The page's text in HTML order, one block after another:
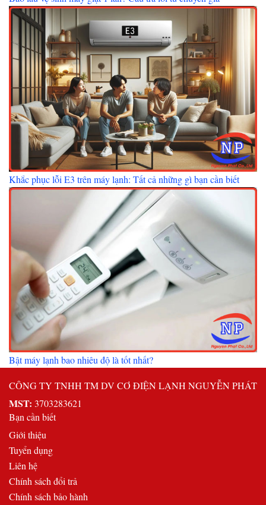
Khắc phục lỗi E3 trên máy lạnh: Tất cả những gì bạn cần biết
Bật máy lạnh bao nhiêu độ là tốt nhất?
CÔNG TY TNHH TM DV CƠ ĐIỆN LẠNH NGUYỄN PHÁT
MST: 3703283621
Bạn cần biết
Giới thiệu
Tuyển dụng
Liên hệ
Chính sách đổi trả
Chính sách bảo hành